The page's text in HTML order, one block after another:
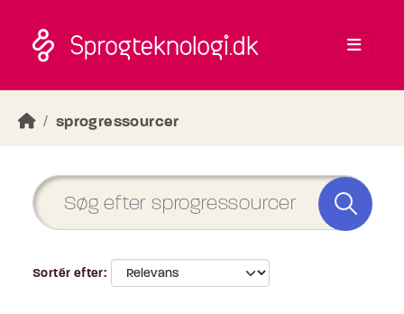
sprogressourcer
Sortér efter